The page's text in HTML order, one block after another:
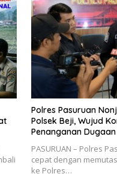
Polres Pasuruan
Polsek Beji, Wujud
Penanganan
PASURUAN – Polres
cepat dengan
ke Polres…